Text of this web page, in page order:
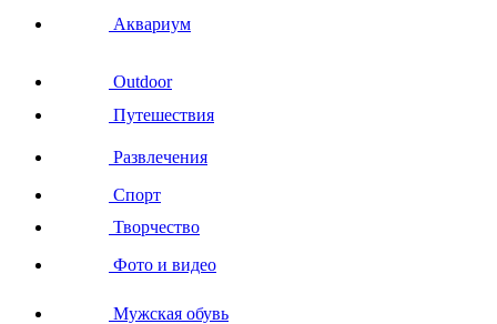
Аквариум
Outdoor
Путешествия
Развлечения
Спорт
Творчество
Фото и видео
Мужская обувь